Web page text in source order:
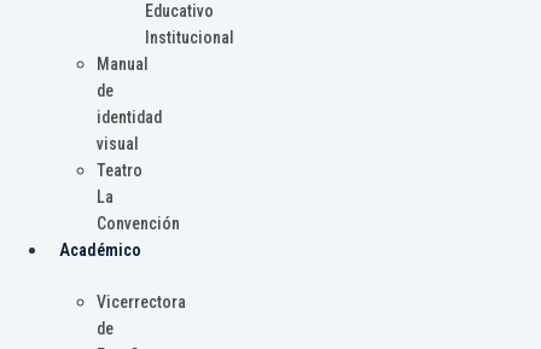
Educativo
Institucional
Manual
de
identidad
visual
Teatro
La
Convención
Académico
Vicerrectora
de